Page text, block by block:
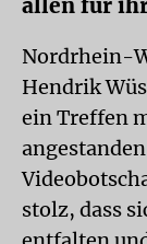
Nordrhein-
Hendrik
ein Treffen
stolz, dass